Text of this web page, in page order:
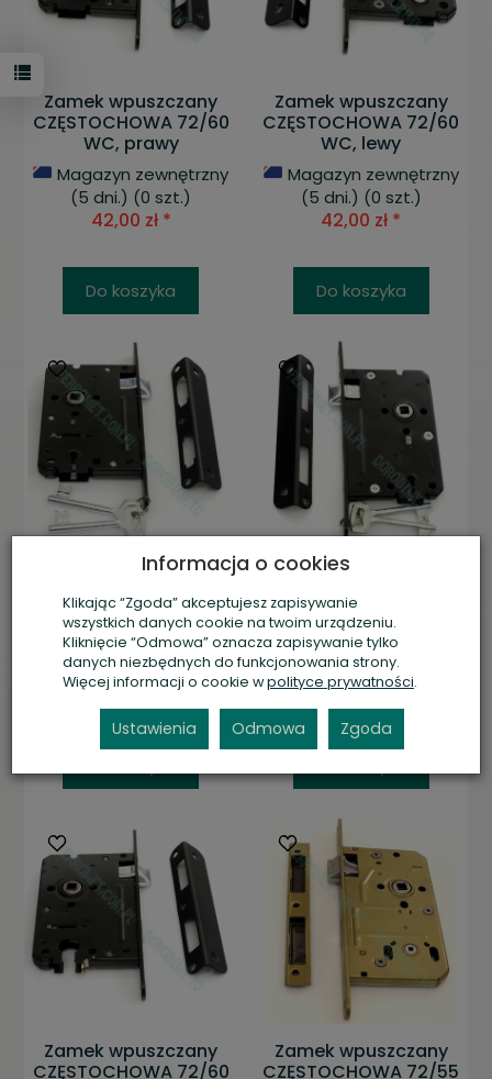
Zamek wpuszczany
CZĘSTOCHOWA 72/60
WC, prawy
Magazyn zewnętrzny
(5 dni.) (0 szt.)
42,00 zł *
Do koszyka
Zamek wpuszczany
CZĘSTOCHOWA 72/60
WC, lewy
Magazyn zewnętrzny
(5 dni.) (0 szt.)
42,00 zł *
Do koszyka
Zamek wpuszczany
CZĘSTOCHOWA 72/60
na klucz, prawy
Magazyn zewnętrzny
(5 dni.)(0 szt.)
71,00 zł *
Zamek wpuszczany
CZĘSTOCHOWA 72/60
na klucz, lewy
Magazyn zewnętrzny
(5 dni.)(0 szt.)
71,00 zł *
Zamek wpuszczany
CZĘSTOCHOWA 72/60
Zamek wpuszczany
CZĘSTOCHOWA 72/55
Informacja o cookies
Klikając “Zgoda” akceptujesz zapisywanie
wszystkich danych cookie na twoim urządzeniu.
Kliknięcie “Odmowa” oznacza zapisywanie tylko
danych niezbędnych do funkcjonowania strony.
Więcej informacji o cookie wpolityce prywatności.
Ustawienia Odmowa Zgoda